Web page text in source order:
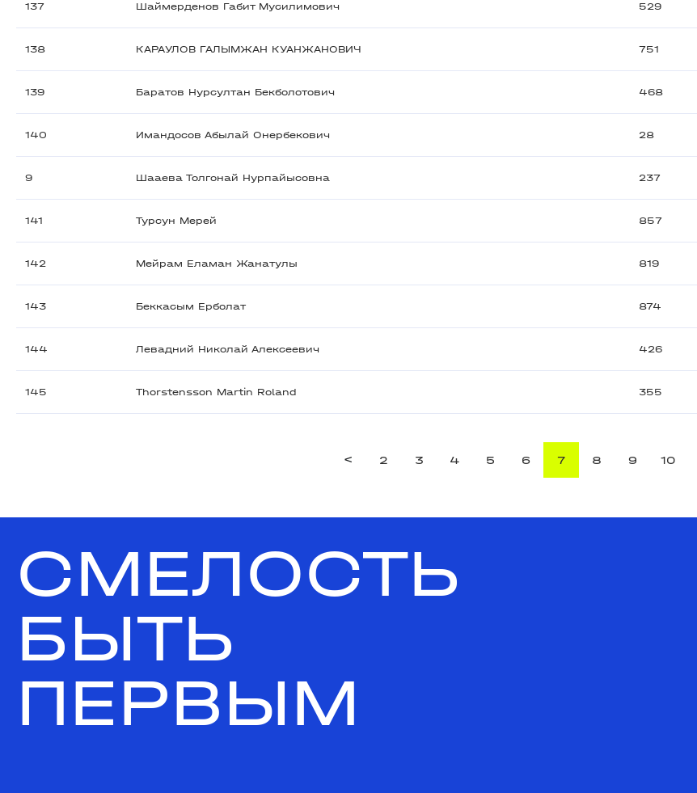
137 Шаймерденов Габит Мусилимович 529
138 КАРАУЛОВ ГАЛЫМЖАН КУАНЖАНОВИЧ 751
139 Баратов Нурсултан Бекболотович 468
140 Имандосов Абылай Онербекович 28
9 Шааева Толгонай Нурпайысовна 237
141 Турсун Мерей 857
142 Мейрам Еламан Жанатулы 819
143 Беккасым Ерболат 874
144 Левадний Николай Алексеевич 426
145 Thorstensson Martin Roland 355
< 2 3 4 5 6 7 8 9 10
СМЕЛОСТЬ
БЫТЬ
ПЕРВЫМ